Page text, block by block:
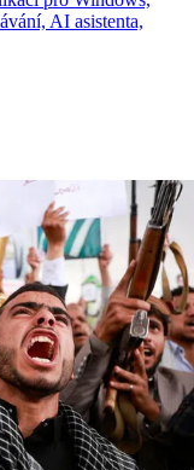
AI asistenta,